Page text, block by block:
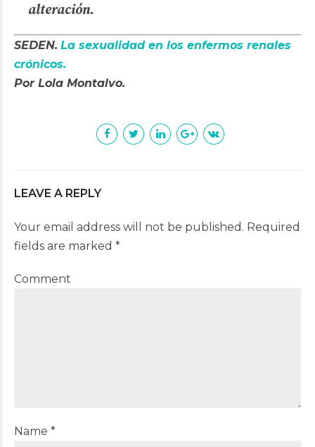
alteración.
SEDEN. La sexualidad en los enfermos renales
crónicos.
Por Lola Montalvo.
LEAVE A REPLY
Your email address will not be published. Required
fields are marked *
Comment
Name *